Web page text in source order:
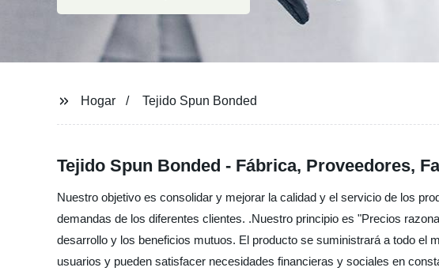
Hogar Tejido Spun Bonded
Tejido Spun Bonded - Fábrica, Proveedores,
Nuestro objetivo es consolidar y mejorar la calidad y el servicio de los
demandas de los diferentes clientes. .Nuestro principio es "Precios
desarrollo y los beneficios mutuos. El producto se suministrará a todo el
usuarios y pueden satisfacer necesidades financieras y sociales en